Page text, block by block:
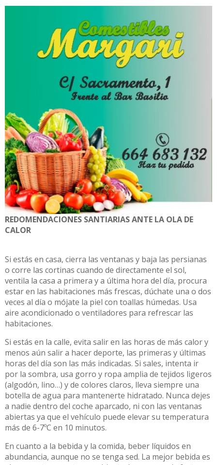
REDOMENDACIONES SANTIARIAS ANTE LA OLA DE
CALOR
Si estás en casa, cierra las ventanas y baja las persianas
o corre las cortinas cuando de directamente el sol,
ventila la casa a primera y a última hora del día, procura
estar en las habitaciones más frescas, dúchate una o dos
veces al día o mójate la piel con toallas húmedas. Usa
aire acondicionado o ventiladores para refrescar las
habitaciones.
Si estás en la calle, evita salir en las horas de más calor y
menos aún salir a hacer deporte, las primeras y últimas
horas del día son las más indicadas. Si sales, intenta ir
por la sombra, usa gorro y ropa amplia de tejidos ligeros
(algodón, lino…) y de colores claros, lleva siempre una
botella de agua para mantenerte hidratado. Nunca dejes
a nadie dentro del coche aparcado, ni con las ventanas
abiertas ya que el vehículo puede elevar su temperatura
más de 6-7ºC en 10 minutos.
En cuanto a la bebida y la comida, beber líquidos en
abundancia, aunque no se tenga sed. La mejor bebida es